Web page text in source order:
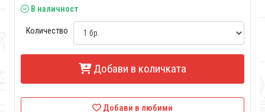
В наличност
Количество
Добави в количката
Добави в любими